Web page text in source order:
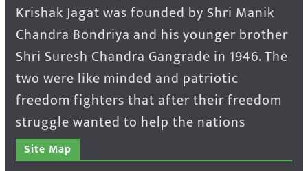
Krishak Jagat was founded by Shri Manik
Chandra Bondriya and his younger brother
Shri Suresh Chandra Gangrade in 1946. The
two were like minded and patriotic
freedom fighters that after their freedom
struggle wanted to help the nations
Site Map